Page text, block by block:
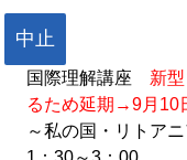
中止
国際理解講座 新
るため延期→9月10
～私の国・リトア